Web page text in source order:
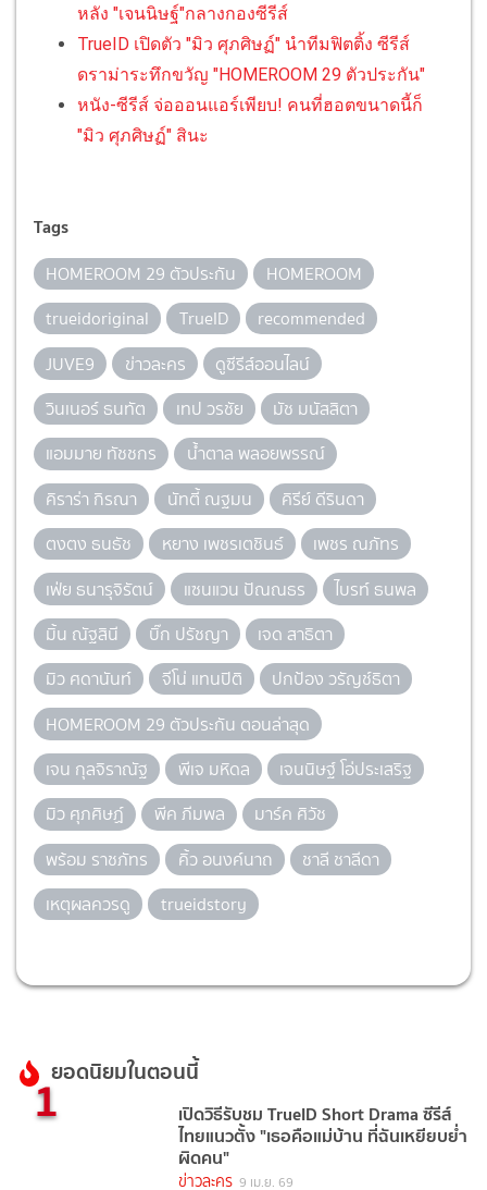
หลัง "เจนนิษฐ์"กลางกองซีรีส์
TrueID เปิดตัว "มิว ศุภศิษฏ์" นำทีมฟิตติ้ง ซีรีส์
ดราม่าระทึกขวัญ "HOMEROOM 29 ตัวประกัน"
หนัง-ซีรีส์ จ่อออนแอร์เพียบ! คนที่ฮอตขนาดนี้ก็
"มิว ศุภศิษฏ์" สินะ
Tags
HOMEROOM 29 ตัวประกัน
HOMEROOM
trueidoriginal
TrueID
recommended
JUVE9
ข่าวละคร
ดูซีรีส์ออนไลน์
วินเนอร์ ธนทัต
เทป วรชัย
มัช มนัสสิตา
แอมมาย ทัชชกร
น้ำตาล พลอยพรรณ์
คิราร่า กิรณา
นัทตี้ ณฐมน
คิรีย์ ดีรินดา
ตงตง ธนธัช
หยาง เพชรเตชินธ์
เพชร ณภัทร
เฟ่ย ธนารุจิรัตน์
แซนแวน ปัณณธร
ไบรท์ ธนพล
มิ้น ณัฐสินี
บิ๊ก ปรัชญา
เจด สาธิตา
มิว ศดานันท์
จีโน่ แทนปิติ
ปกป้อง วรัญช์ธิตา
HOMEROOM 29 ตัวประกัน ตอนล่าสุด
เจน กุลจิราณัฐ
พีเจ มหิดล
เจนนิษฐ์ โอ่ประเสริฐ
มิว ศุภศิษฏ์
พีค ภีมพล
มาร์ค ศิวัช
พร้อม ราชภัทร
คิ้ว อนงค์นาถ
ชาลี ชาลีดา
เหตุผลควรดู
trueidstory
ยอดนิยมในตอนนี้
1 เปิดวิธีรับชม TrueID Short Drama ซีรีส์
ไทยแนวตั้ง "เธอคือแม่บ้าน ที่ฉันเหยียบย่ำ
ผิดคน"
ข่าวละคร 9 เม.ย. 69